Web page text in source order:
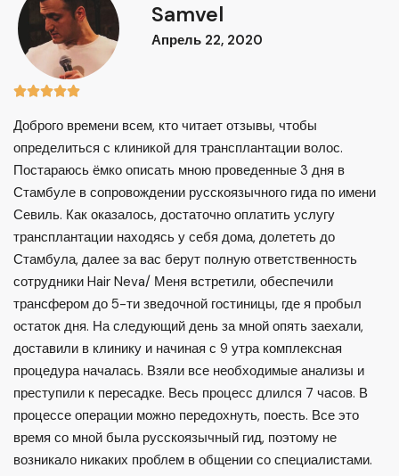
Samvel
Апрель 22, 2020

Доброго времени всем, кто читает отзывы, чтобы
определиться с клиникой для трансплантации волос.
Постараюсь ёмко описать мною проведенные 3 дня в
Стамбуле в сопровождении русскоязычного гида по имени
Севиль. Как оказалось, достаточно оплатить услугу
трансплантации находясь у себя дома, долететь до
Стамбула, далее за вас берут полную ответственность
сотрудники Hair Neva/ Меня встретили, обеспечили
трансфером до 5-ти зведочной гостиницы, где я пробыл
остаток дня. На следующий день за мной опять заехали,
доставили в клинику и начиная с 9 утра комплексная
процедура началась. Взяли все необходимые анализы и
преступили к пересадке. Весь процесс длился 7 часов. В
процессе операции можно передохнуть, поесть. Все это
время со мной была русскоязычный гид, поэтому не
возникало никаких проблем в общении со специалистами.